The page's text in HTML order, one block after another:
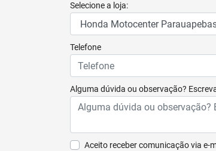
Selecione a loja:
Telefone
Alguma dúvida ou observação?
Aceito receber comunicação via e-